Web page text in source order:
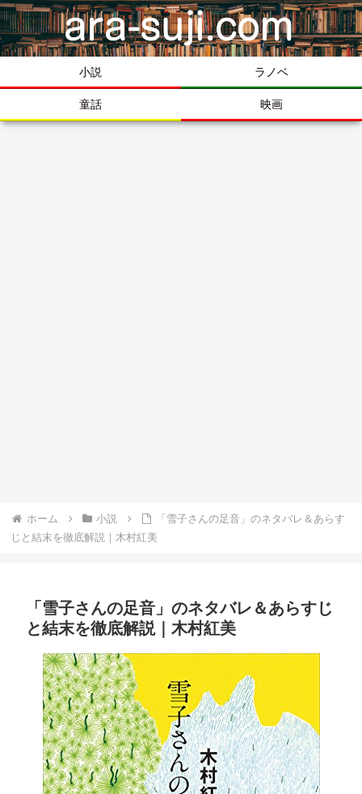
小説 ラノベ
童話 映画
ホーム 小説
「雪子さんの足音」のネタバレ＆あらす
じと結末を徹底解説｜木村紅美
「雪子さんの足音」のネタバレ＆あらすじ
と結末を徹底解説｜木村紅美